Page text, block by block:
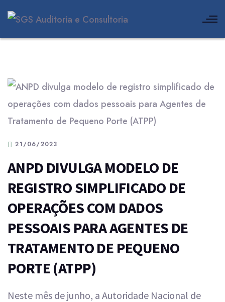
21/06/2023
ANPD DIVULGA MODELO DE
REGISTRO SIMPLIFICADO DE
OPERAÇÕES COM DADOS
PESSOAIS PARA AGENTES DE
TRATAMENTO DE PEQUENO
PORTE (ATPP)
Neste mês de junho, a Autoridade Nacional de